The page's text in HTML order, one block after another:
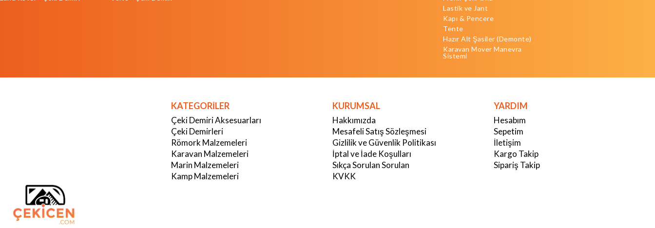
Lastik ve Jant
Kapı & Pencere
Tente
Hazır Alt Şasiler (Demonte)
Karavan Mover Manevra
Sistemi
KATEGORİLER
Çeki Demiri Aksesuarları
Çeki Demirleri
Römork Malzemeleri
Karavan Malzemeleri
Marin Malzemeleri
Kamp Malzemeleri
KURUMSAL
Hakkımızda
Mesafeli Satış Sözleşmesi
Gizlilik ve Güvenlik Politikası
İptal ve İade Koşulları
Sıkça Sorulan Sorulan
KVKK
YARDIM
Hesabım
Sepetim
İletişim
Kargo Takip
Sipariş Takip